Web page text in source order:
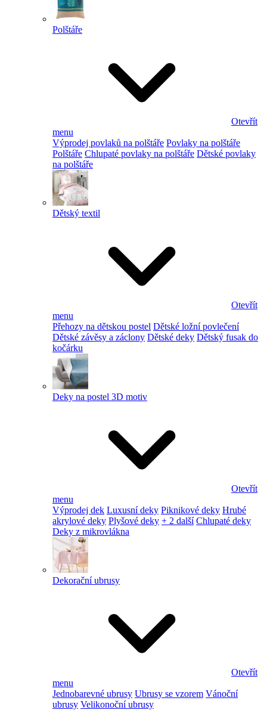
Polštáře
Otevřít
menu
Výprodej povlaků na polštáře Povlaky na polštáře
Polštáře Chlupaté povlaky na polštáře Dětské povlaky
na polštáře
Dětský textil
Otevřít
menu
Přehozy na dětskou postel Dětské ložní povlečení
Dětské závěsy a záclony Dětské deky Dětský fusak do
kočárku
Deky na postel 3D motiv
Otevřít
menu
Výprodej dek Luxusní deky Piknikové deky Hrubé
akrylové deky Plyšové deky + 2 další Chlupaté deky
Deky z mikrovlákna
Dekorační ubrusy
Otevřít
menu
Jednobarevné ubrusy Ubrusy se vzorem Vánoční
ubrusy Velikonoční ubrusy